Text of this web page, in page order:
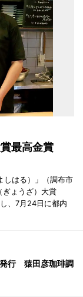
賞最高金賞
しはる）」（調布市
ょうざ）大賞
、7月24日に都内
行 猿田彦珈琲調